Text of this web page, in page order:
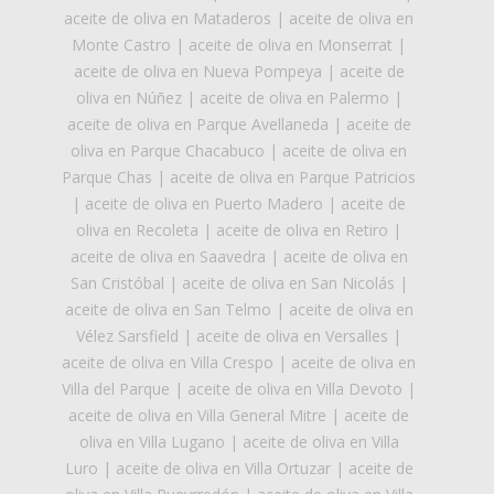
aceite de oliva en Mataderos | aceite de oliva en
Monte Castro | aceite de oliva en Monserrat |
aceite de oliva en Nueva Pompeya | aceite de
oliva en Núñez| aceite de oliva en Palermo |
aceite de oliva en Parque Avellaneda | aceite de
oliva en Parque Chacabuco | aceite de oliva en
Parque Chas | aceite de oliva en Parque Patricios
| aceite de oliva en Puerto Madero | aceite de
oliva en Recoleta | aceite de oliva en Retiro |
aceite de oliva en Saavedra | aceite de oliva en
San Cristóbal | aceite de oliva en San Nicolás |
aceite de oliva en San Telmo | aceite de oliva en
Vélez Sarsfield | aceite de oliva en Versalles |
aceite de oliva en Villa Crespo | aceite de oliva en
Villa del Parque | aceite de oliva en Villa Devoto |
aceite de oliva en Villa General Mitre | aceite de
oliva en Villa Lugano | aceite de oliva en Villa
Luro | aceite de oliva en Villa Ortuzar| aceite de